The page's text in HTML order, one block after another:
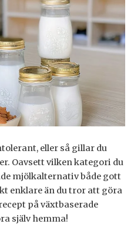
eller så gillar du
Oavsett vilken kategori du
mjölkalternativ både gott
enklare än du tror att göra
på växtbaserade
själv hemma!